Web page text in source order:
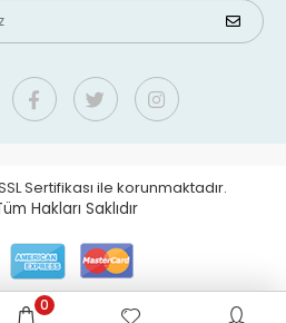
Sertifikası ile korunmaktadır.
Hakları Saklıdır
0